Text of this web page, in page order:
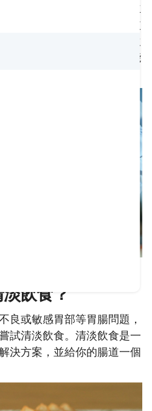
的食物。這個飲食計劃的主
得到休息，並促進平穩的恢
將討論何時考慮嘗試清淡飲
以及為了良好的效果你可能
飲食？
良或敏感胃部等胃腸問題，
試清淡飲食。清淡飲食是一
決方案，並給你的腸道一個